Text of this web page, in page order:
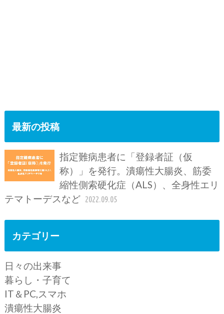
最新の投稿
指定難病患者に「登録者証（仮
称）」を発行。潰瘍性大腸炎、筋委
縮性側索硬化症（ALS）、全身性エリ
テマトーデスなど 2022.09.05
カテゴリー
日々の出来事
暮らし・子育て
IT＆PC,スマホ
潰瘍性大腸炎